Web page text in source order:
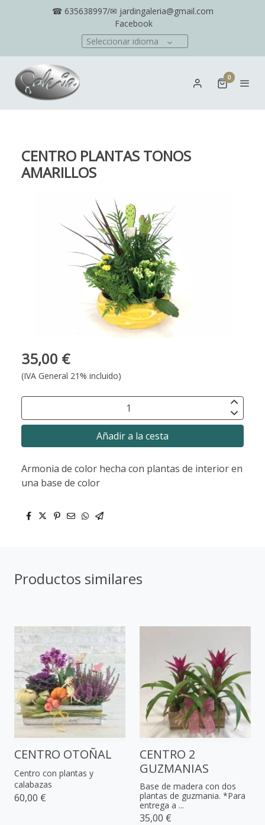
☎ 635638997/✉ jardingaleria@gmail.com
Facebook
Seleccionar idioma
0
CENTRO PLANTAS TONOS
AMARILLOS
35,00 €
(IVA General 21% incluido)
Añadir a la cesta
Armonia de color hecha con plantas de interior en
una base de color
Productos similares
CENTRO OTOÑAL
Centro con plantas y
calabazas
60,00 €
CENTRO 2
GUZMANIAS
Base de madera con dos
plantas de guzmania. *Para
entrega a ...
35,00 €